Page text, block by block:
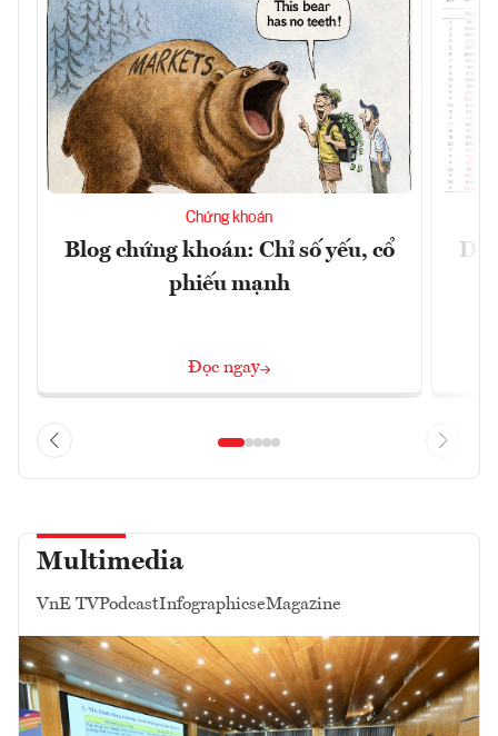
Chứng khoán
Blog chứng khoán: Chỉ số yếu, cổ
phiếu mạnh
Đọc ngay
Dự
Multimedia
VnE TVPodcastInfographicseMagazine